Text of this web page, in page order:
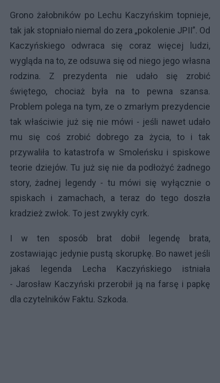
Grono żałobników po Lechu Kaczyńskim topnieje,
tak jak stopniało niemal do zera „pokolenie JPII”. Od
Kaczyńskiego odwraca się coraz więcej ludzi,
wygląda na to, ze odsuwa się od niego jego własna
rodzina. Z prezydenta nie udało się zrobić
świętego, chociaż była na to pewna szansa.
Problem polega na tym, ze o zmarłym prezydencie
tak właściwie już się nie mówi - jeśli nawet udało
mu się coś zrobić dobrego za życia, to i tak
przywaliła to katastrofa w Smoleńsku i spiskowe
teorie dziejów. Tu już się nie da podłożyć żadnego
story, żadnej legendy - tu mówi się wyłącznie o
spiskach i zamachach, a teraz do tego doszła
kradzież zwłok. To jest zwykły cyrk.
I w ten sposób brat dobił legendę brata,
zostawiając jedynie pustą skorupkę. Bo nawet jeśli
jakaś legenda Lecha Kaczyńskiego istniała
- Jarosław Kaczyński przerobił ją na farsę i papkę
dla czytelników Faktu. Szkoda.